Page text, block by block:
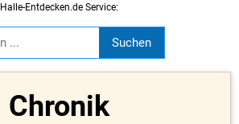
Halle-Entdecken.de Service:
Chronik